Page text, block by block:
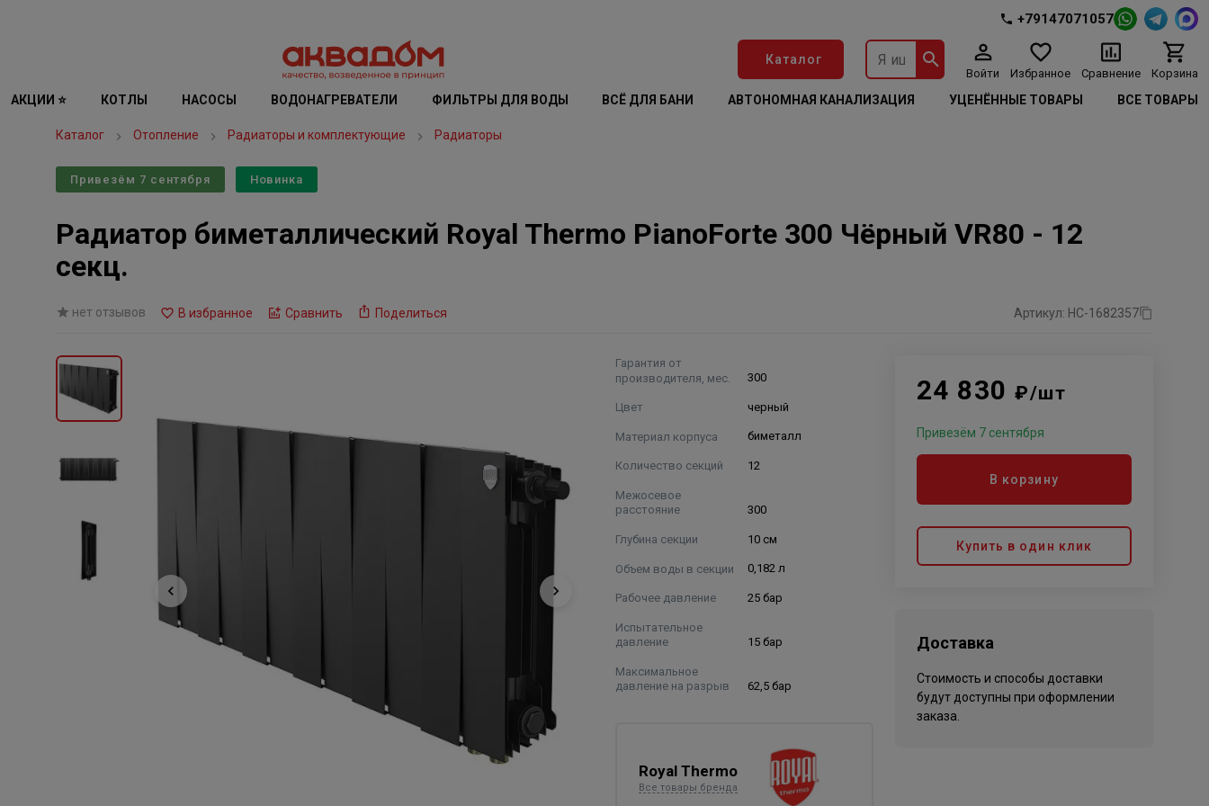
+79147071057
Каталог
Войти Избранное Сравнение Корзина
АКЦИИ ⭐ КОТЛЫ НАСОСЫ ВОДОНАГРЕВАТЕЛИ ФИЛЬТРЫ ДЛЯ ВОДЫ ВСЁ ДЛЯ БАНИ АВТОНОМНАЯ КАНАЛИЗАЦИЯ УЦЕНЁННЫЕ ТОВАРЫ ВСЕ ТОВАРЫ
Каталог Отопление Радиаторы и комплектующие Радиаторы
Привезём 7 сентября Новинка
Радиатор биметаллический Royal Thermo PianoForte 300 Чёрный VR80 - 12
секц.
нет отзывов В избранное Сравнить Поделиться Артикул: НС-1682357
Гарантия от
производителя, мес.
300
Цвет черный
Материал корпуса биметалл
Количество секций 12
Межосевое
расстояние
300
Глубина секции 10 см
Объем воды в секции 0,182 л
Рабочее давление 25 бар
Испытательное
давление
15 бар
Максимальное
давление на разрыв
62,5 бар
Royal Thermo
Все товары бренда
24 830₽/шт
Привезём 7 сентября
В корзину
Купить в один клик
Доставка
Стоимость и способы доставки
будут доступны при оформлении
заказа.